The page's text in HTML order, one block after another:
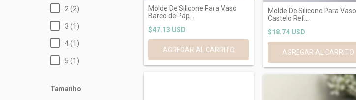
2 (2)
3 (1)
4 (1)
5 (1)
Tamanho
Molde De Silicone Para Vaso
Barco de Pap...
$47.13 USD
Molde De Silicone Para Vaso
Castelo Ref...
$18.74 USD